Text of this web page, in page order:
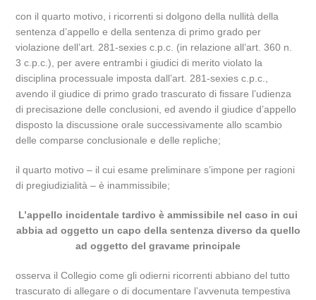
con il quarto motivo, i ricorrenti si dolgono della nullità della
sentenza d’appello e della sentenza di primo grado per
violazione dell’art. 281-sexies c.p.c. (in relazione all’art. 360 n.
3 c.p.c.), per avere entrambi i giudici di merito violato la
disciplina processuale imposta dall’art. 281-sexies c.p.c.,
avendo il giudice di primo grado trascurato di fissare l’udienza
di precisazione delle conclusioni, ed avendo il giudice d’appello
disposto la discussione orale successivamente allo scambio
delle comparse conclusionale e delle repliche;
il quarto motivo – il cui esame preliminare s’impone per ragioni
di pregiudizialità – è inammissibile;
L’appello incidentale tardivo è ammissibile nel caso in cui
abbia ad oggetto un capo della sentenza diverso da quello
ad oggetto del gravame principale
osserva il Collegio come gli odierni ricorrenti abbiano del tutto
trascurato di allegare o di documentare l’avvenuta tempestiva